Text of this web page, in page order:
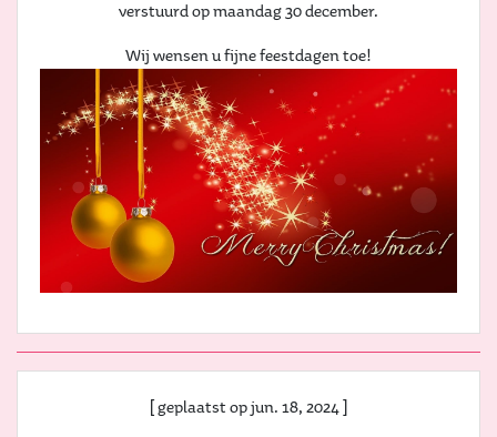
verstuurd op maandag 30 december.
Wij wensen u fijne feestdagen toe!
[ geplaatst op jun. 18, 2024 ]